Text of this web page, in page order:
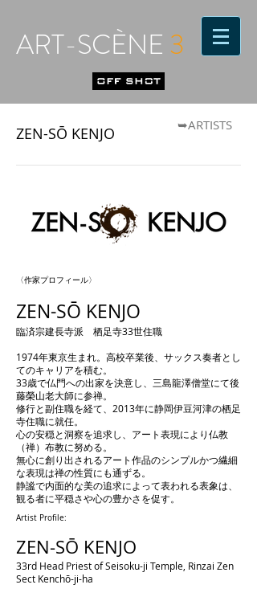
ART-SCÈNE 3
ZEN-SŌ KENJO ➥ARTISTS
〈作家プロフィール〉
ZEN-SŌ KENJO
臨済宗建長寺派 栖足寺33世住職
1974年東京生まれ。高校卒業後、サックス奏者とし
てのキャリアを積む。
33歳で仏門への出家を決意し、三島龍澤僧堂にて後
藤榮山老大師に参禅。
修行と副住職を経て、2013年に静岡伊豆河津の栖足
寺住職に就任。
心の安穏と洞察を追求し、アート表現により仏教
（禅）布教に努める。
無心に創り出されるアート作品のシンプルかつ繊細
な表現は禅の性質にも通ずる。
静謐で内面的な美の追求によって表われる表象は、
観る者に平穏さや心の豊かさを促す。
Artist Profile:
ZEN-SŌ KENJO
33rd Head Priest of Seisoku-ji Temple, Rinzai Zen
Sect Kenchō-ji-ha